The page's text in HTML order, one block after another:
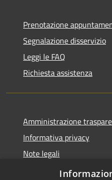
Prenotazione
Segnalazione disservizio
Leggi le FAQ
Richiesta assistenza
Amministrazione
Informativa privacy
Note legali
Dichiarazione di